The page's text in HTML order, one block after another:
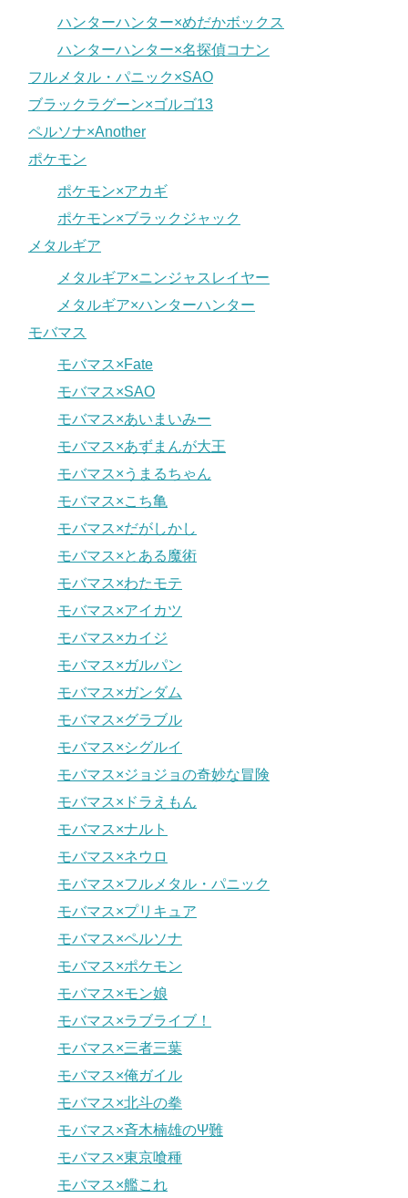
ハンターハンター×めだかボックス
ハンターハンター×名探偵コナン
フルメタル・パニック×SAO
ブラックラグーン×ゴルゴ13
ペルソナ×Another
ポケモン
ポケモン×アカギ
ポケモン×ブラックジャック
メタルギア
メタルギア×ニンジャスレイヤー
メタルギア×ハンターハンター
モバマス
モバマス×Fate
モバマス×SAO
モバマス×あいまいみー
モバマス×あずまんが大王
モバマス×うまるちゃん
モバマス×こち亀
モバマス×だがしかし
モバマス×とある魔術
モバマス×わたモテ
モバマス×アイカツ
モバマス×カイジ
モバマス×ガルパン
モバマス×ガンダム
モバマス×グラブル
モバマス×シグルイ
モバマス×ジョジョの奇妙な冒険
モバマス×ドラえもん
モバマス×ナルト
モバマス×ネウロ
モバマス×フルメタル・パニック
モバマス×プリキュア
モバマス×ペルソナ
モバマス×ポケモン
モバマス×モン娘
モバマス×ラブライブ！
モバマス×三者三葉
モバマス×俺ガイル
モバマス×北斗の拳
モバマス×斉木楠雄のΨ難
モバマス×東京喰種
モバマス×艦これ